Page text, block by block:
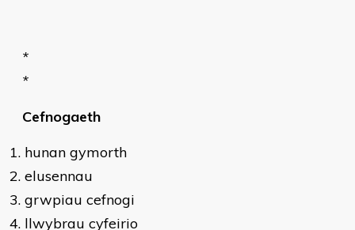
*
*
Cefnogaeth
hunan gymorth
elusennau
grwpiau cefnogi
llwybrau cyfeirio